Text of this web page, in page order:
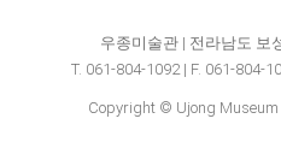
우종미술관 | 전라남도 보
T. 061-804-1092 | F. 061-804-
Copyright © Ujong